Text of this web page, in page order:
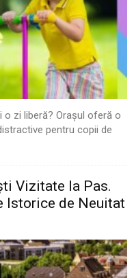
zi liberă? Orașul oferă o
pentru copii de
Vizitate la Pas.
Istorice de Neuitat